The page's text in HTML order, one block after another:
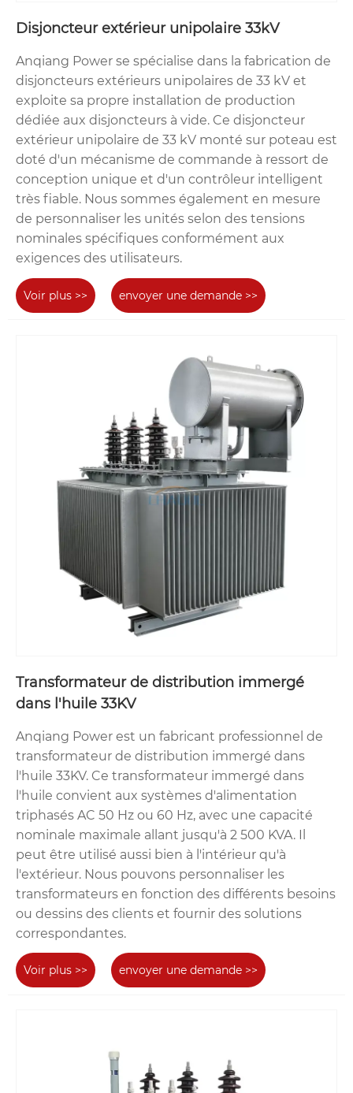
Disjoncteur extérieur unipolaire 33kV
Anqiang Power se spécialise dans la fabrication de
disjoncteurs extérieurs unipolaires de 33 kV et
exploite sa propre installation de production
dédiée aux disjoncteurs à vide. Ce disjoncteur
extérieur unipolaire de 33 kV monté sur poteau est
doté d'un mécanisme de commande à ressort de
conception unique et d'un contrôleur intelligent
très fiable. Nous sommes également en mesure
de personnaliser les unités selon des tensions
nominales spécifiques conformément aux
exigences des utilisateurs.
Voir plus >> envoyer une demande >>
Transformateur de distribution immergé
dans l'huile 33KV
Anqiang Power est un fabricant professionnel de
transformateur de distribution immergé dans
l'huile 33KV. Ce transformateur immergé dans
l'huile convient aux systèmes d'alimentation
triphasés AC 50 Hz ou 60 Hz, avec une capacité
nominale maximale allant jusqu'à 2 500 KVA. Il
peut être utilisé aussi bien à l'intérieur qu'à
l'extérieur. Nous pouvons personnaliser les
transformateurs en fonction des différents besoins
ou dessins des clients et fournir des solutions
correspondantes.
Voir plus >> envoyer une demande >>